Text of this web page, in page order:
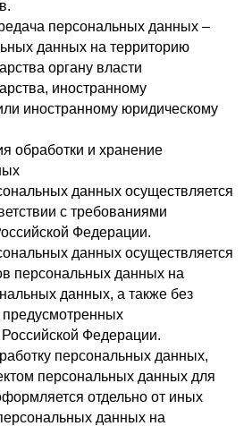
персональных данных –
данных на территорию
органу власти
иностранному
иностранному юридическому
обработки и хранение
данных осуществляется
с требованиями
Федерации.
данных осуществляется
персональных данных на
данных, а также без
предусмотренных
Федерации.
персональных данных,
персональных данных для
отдельно от иных
данных на